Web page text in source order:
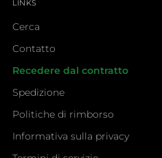
LINKS
Cerca
Contatto
Recedere dal contratto
Spedizione
Politiche di rimborso
Informativa sulla privacy